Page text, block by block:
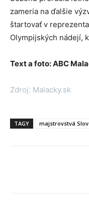
zameria na ďalšie
štartovať v
Olympijských nádejí,
Text a foto: ABC
Zdroj: Malacky.sk
TAGY majstrovstvá